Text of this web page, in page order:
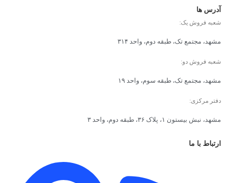
آدرس ها
شعبه فروش یک:
مشهد، مجتمع تک، طبقه دوم، واحد ۳۱۴
شعبه فروش دو:
مشهد، مجتمع تک، طبقه سوم، واحد ۱۹
دفتر مرکزی:
مشهد، نبش بیستون ۱، پلاک ۳۶، طبقه دوم، واحد ۳
ارتباط با ما